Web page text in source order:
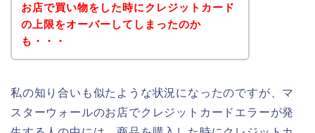
お店で買い物をした時にクレジットカード
の上限をオーバーしてしまったのか
も・・・
私の知り合いも似たような状況になったのですが、マ
スターウォールのお店でクレジットカードエラーが発